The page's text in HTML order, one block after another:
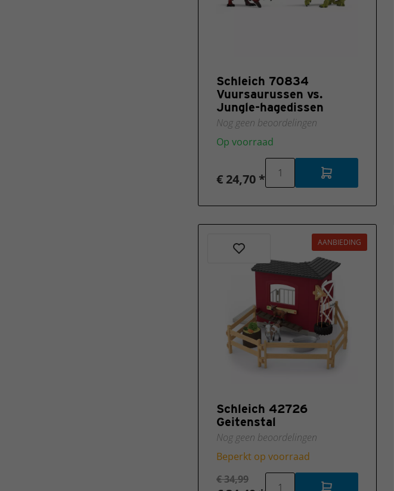
Schleich 70834
Vuursaurussen vs.
Jungle-hagedissen
Nog geen beoordelingen
Op voorraad
€ 24,70 *
AANBIEDING
Schleich 42726
Geitenstal
Nog geen beoordelingen
Beperkt op voorraad
€ 34,99